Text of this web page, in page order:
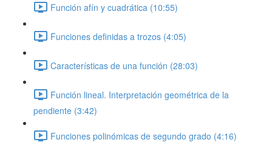
Función afín y cuadrática (10:55)
Funciones definidas a trozos (4:05)
Características de una función (28:03)
Función lineal. Interpretación geométrica de la
pendiente (3:42)
Funciones polinómicas de segundo grado (4:16)